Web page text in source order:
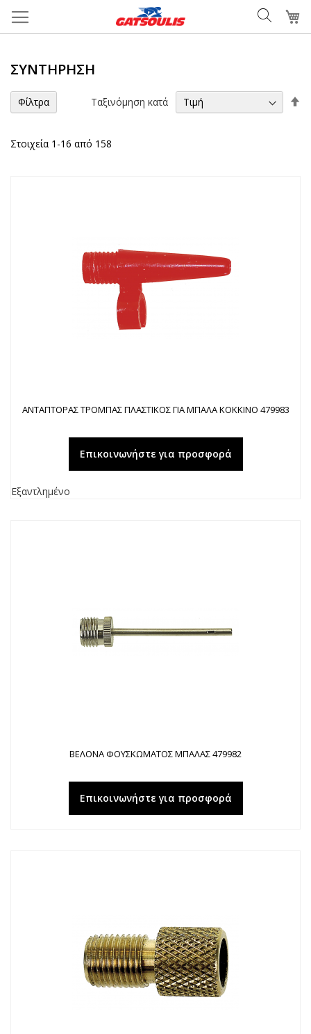
περιεχόμενο
ΣΥΝΤΉΡΗΣΗ
Στοιχεία 1 -16 από 158
Ταξινόμηση κατά
ΑΝΤΑΠΤΟΡΑΣ ΤΡΟΜΠΑΣ ΠΛΑΣΤΙΚΟΣ ΓΙΑ ΜΠΑΛΑ ΚΟΚΚΙΝΟ 479983
Επικοινωνήστε για προσφορά
Εξαντλημένο
ΒΕΛΟΝΑ ΦΟΥΣΚΩΜΑΤΟΣ ΜΠΑΛΑΣ 479982
Επικοινωνήστε για προσφορά
Φίλτρα